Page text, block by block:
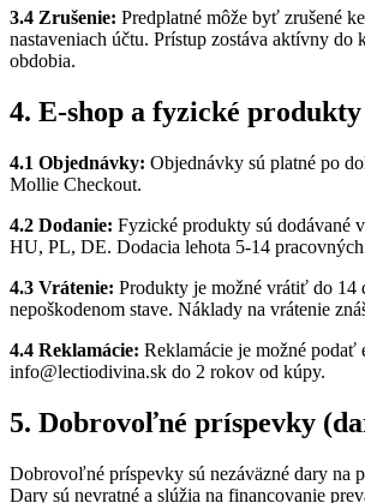
3.4 Zrušenie: Predplatné môže byť zrušené
nastaveniach účtu. Prístup zostáva aktívny do
obdobia.
4. E-shop a fyzické produkty
4.1 Objednávky: Objednávky sú platné po
Mollie Checkout.
4.2 Dodanie: Fyzické produkty sú dodávané
HU, PL, DE. Dodacia lehota 5-14
4.3 Vrátenie: Produkty je možné vrátiť do 14
nepoškodenom stave. Náklady na vrátenie
4.4 Reklamácie: Reklamácie je možné podať
info@lectiodivina.sk do 2 rokov od kúpy.
5. Dobrovoľné príspevky
Dobrovoľné príspevky sú nezáväzné dary na
Dary sú nevratné a slúžia na financovanie